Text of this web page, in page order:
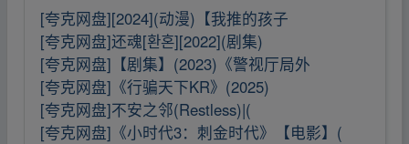
[夸克网盘][2024](动漫)【我推的孩子
[夸克网盘]还魂[환혼][2022](剧集)
[夸克网盘]【剧集】(2023)《警视厅局外
[夸克网盘]《行骗天下KR》(2025)
[夸克网盘]不安之邻(Restless)|(
[夸克网盘]《小时代3：刺金时代》【电影】(